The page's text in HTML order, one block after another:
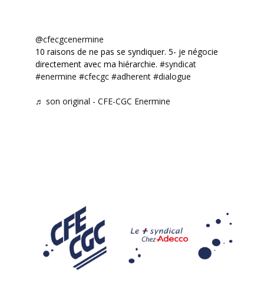
@cfecgcenermine
10 raisons de ne pas se syndiquer. 5- je négocie
directement avec ma hiérarchie. #syndicat
#enermine #cfecgc #adherent #dialogue
♬ son original - CFE-CGC Enermine